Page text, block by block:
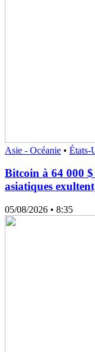
Asie - Océanie • États-
Bitcoin à 64 000
asiatiques
05/08/2026 • 8:35